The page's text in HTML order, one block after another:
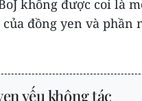
không được coi là
đồng yen và phần
yếu không tác